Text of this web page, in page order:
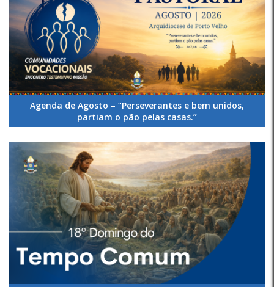
Agenda de Agosto – “Perseverantes e bem unidos,
partiam o pão pelas casas.”